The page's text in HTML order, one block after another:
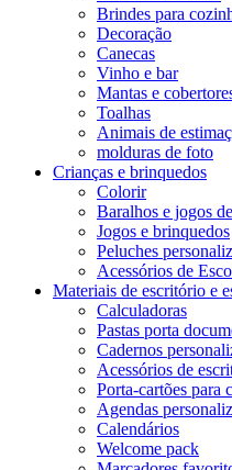
Brindes para
Decoração
Canecas
Vinho e bar
Mantas e
Toalhas
Animais de
molduras de foto
Crianças e brinquedos
Colorir
Baralhos e jogos
Jogos e brinquedos
Peluches
Acessórios de
Materiais de escritório e
Calculadoras
Pastas porta
Cadernos
Acessórios de
Porta-cartões para
Agendas
Calendários
Welcome pack